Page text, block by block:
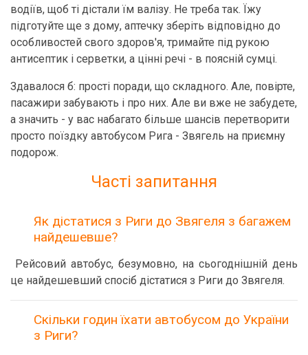
водіїв, щоб ті дістали їм валізу. Не треба так. Їжу
підготуйте ще з дому, аптечку зберіть відповідно до
особливостей свого здоров'я, тримайте під рукою
антисептик і серветки, а цінні речі - в поясній сумці.
Здавалося б: прості поради, що складного. Але, повірте,
пасажири забувають і про них. Але ви вже не забудете,
а значить - у вас набагато більше шансів перетворити
просто поїздку автобусом Рига - Звягель на приємну
подорож.
Часті запитання
Як дістатися з Риги до Звягеля з багажем
найдешевше?
Рейсовий автобус, безумовно, на сьогоднішній день
це найдешевший спосіб дістатися з Риги до Звягеля.
Скільки годин їхати автобусом до України
з Риги?